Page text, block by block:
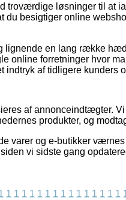
troværdige løsninger til at
du besigtiger online
lignende en lang række
online forretninger hvor
indtryk af tidligere kunders
af annonceindtægter.
produkter, og
varer og e-butikker
vi sidste gang
1 1 1 1 1 1 1 1 1 1 1 1 1 1 1